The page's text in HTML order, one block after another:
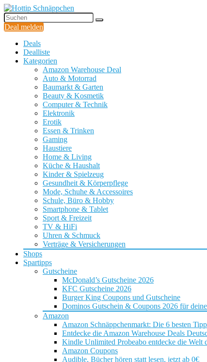
Deal melden
Deals
Dealliste
Kategorien
Amazon Warehouse Deal
Auto & Motorrad
Baumarkt & Garten
Beauty & Kosmetik
Computer & Technik
Elektronik
Erotik
Essen & Trinken
Gaming
Haustiere
Home & Living
Küche & Haushalt
Kinder & Spielzeug
Gesundheit & Körperpflege
Mode, Schuhe & Accessoires
Schule, Büro & Hobby
Smartphone & Tablet
Sport & Freizeit
TV & HiFi
Uhren & Schmuck
Verträge & Versicherungen
Shops
Spartipps
Gutscheine
McDonald’s Gutscheine 2026
KFC Gutscheine 2026
Burger King Coupons und Gutscheine
Dominos Gutschein & Coupons 2026 für
Amazon
Amazon Schnäppchenmarkt: Die 6 besten
Entdecke die Amazon Warehouse Deals
Kindle Unlimited Probeabo entdecke die Welt
Amazon Coupons
Audible, Bücher hören statt lesen, jetzt ab 0€